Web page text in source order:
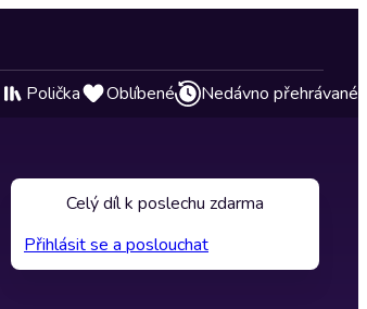
Polička Oblíbené Nedávno přehrávané
Celý díl k poslechu zdarma
Přihlásit se a poslouchat